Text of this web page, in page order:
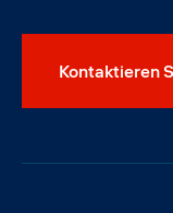
Kontaktieren